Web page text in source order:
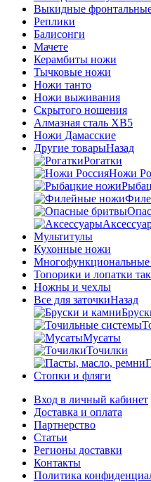
Выкидные
Реплики
Балисонги
Мачете
Керамбиты ножи
Тычковые ножи
Ножи танто
Ножи выживания
Скрытого ношения
Алмазная сталь ХВ5
Ножи Дамасские
Другие товарыНазад
Рогатки
Ножи
Мультитулы
Кухонные ножи
Топорики и лопатки
Ножны и чехлы
Все для заточкиНазад
Мусаты
Точилки
Стопки и фляги
Вход в личный кабинет
Доставка и оплата
Партнерство
Статьи
Регионы доставки
Контакты
Политика